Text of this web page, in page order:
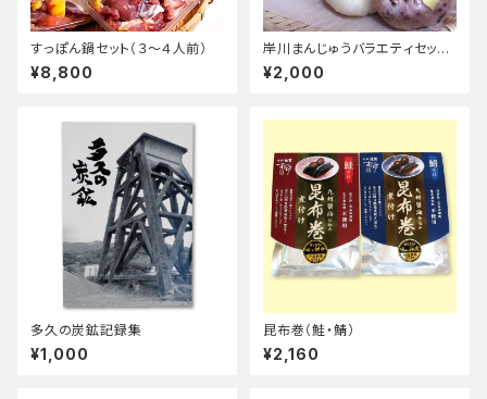
すっぽん鍋セット（３～４人前）
¥8,800
岸川まんじゅうバラエティセット
【森上商店】
¥2,000
多久の炭鉱記録集
¥1,000
昆布巻（鮭・鯖）
¥2,160